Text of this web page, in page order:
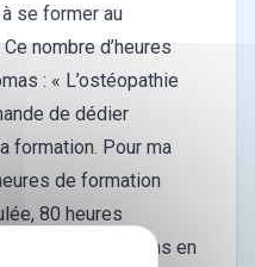
se former au
nombre d’heures
: « L’ostéopathie
de dédier
formation. Pour ma
de formation
80 heures
que des formations en